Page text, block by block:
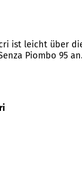
ist leicht über
Piombo 95